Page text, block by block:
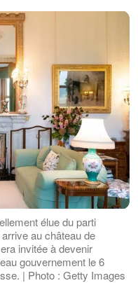
élue du parti
au château de
invitée à devenir
gouvernement le 6
| Photo : Getty Images